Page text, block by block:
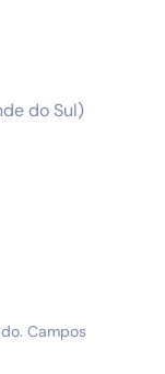
do Sul)
Campos